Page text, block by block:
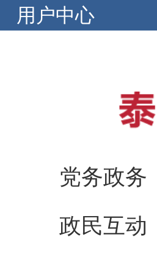
用户中心
党务政务
政民互动